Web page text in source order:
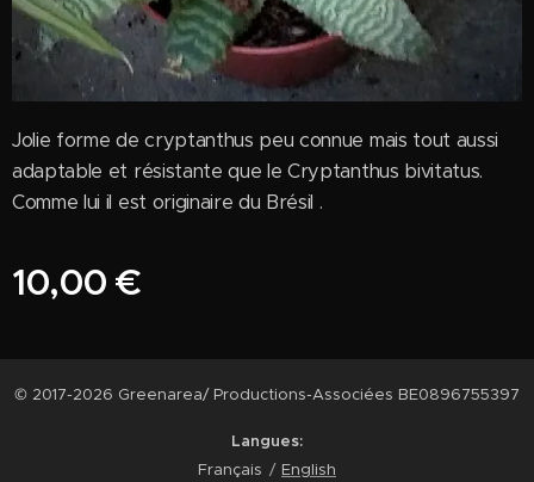
Jolie forme de cryptanthus peu connue mais tout aussi
adaptable et résistante que le Cryptanthus bivitatus.
Comme lui il est originaire du Brésil .
10,00 €
© 2017-2026 Greenarea/ Productions-Associées BE0896755397
Langues
Français
English